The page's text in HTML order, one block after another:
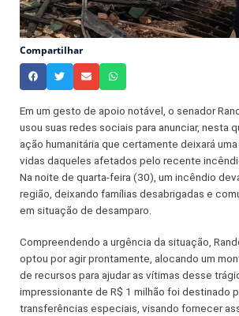
Compartilhar
Em um gesto de apoio notável, o senador
usou suas redes sociais para anunciar, nesta
ação humanitária que certamente deixará
vidas daqueles afetados pelo recente
Na noite de quarta-feira (30), um incêndio
região, deixando famílias desabrigadas e
em situação de desamparo.
Compreendendo a urgência da situação,
optou por agir prontamente, alocando um
de recursos para ajudar as vítimas desse
impressionante de R$ 1 milhão foi destinado
transferências especiais, visando fornecer